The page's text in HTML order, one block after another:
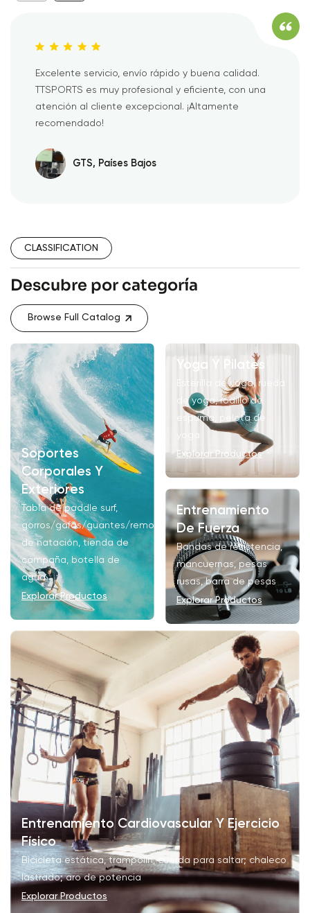
Excelente servicio, envío rápido y buena calidad.
TTSPORTS es muy profesional y eficiente, con una
atención al cliente excepcional. ¡Altamente
recomendado!
GTS, Países Bajos
CLASSIFICATION
Descubre por categoría
Browse Full Catalog
Soportes
Corporales Y
Exteriores
Tabla de paddle surf,
gorros/gafas/guantes/remos
de natación, tienda de
campaña, botella de
agua
Explorar Productos
Yoga Y Pilates
Esterilla de yoga, rueda
de yoga, rodillo de
espuma, pelota de
yoga
Explorar Productos
Entrenamiento
De Fuerza
Bandas de resistencia,
mancuernas, pesas
rusas, barra de pesas
Explorar Productos
Entrenamiento Cardiovascular Y Ejercicio
Físico
Bicicleta estática, trampolín, cuerda para saltar; chaleco
lastrado; aro de potencia
Explorar Productos